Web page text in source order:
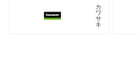
カ
ワ
サ
キ